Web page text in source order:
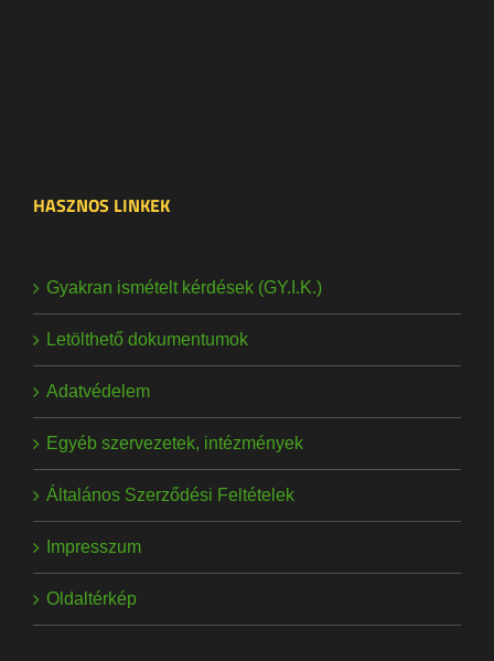
HASZNOS LINKEK
Gyakran ismételt kérdések (GY.I.K.)
Letölthető dokumentumok
Adatvédelem
Egyéb szervezetek, intézmények
Általános Szerződési Feltételek
Impresszum
Oldaltérkép